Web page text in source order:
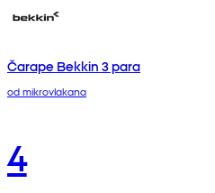
Čarape Bekkin 3 para
od mikrovlakana
4